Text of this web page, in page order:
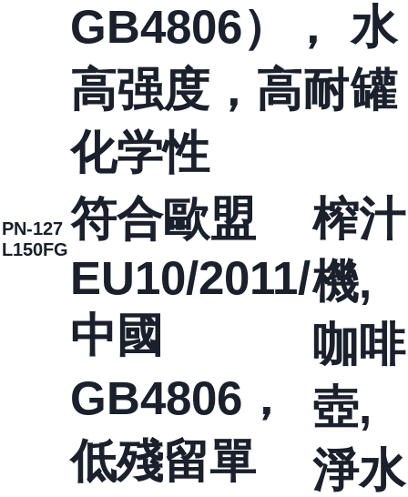
GB4806），
高强度，高耐
化学性
水
罐
PN-127
L150FG
符合歐盟
EU10/2011/
中國
GB4806，
低殘留單
榨汁
機,
咖啡
壺,
淨水